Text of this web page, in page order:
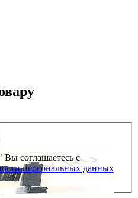
соглашаетесь с
персональных данных